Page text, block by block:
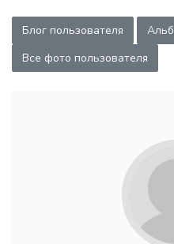
Блог пользователя
Все фото пользователя